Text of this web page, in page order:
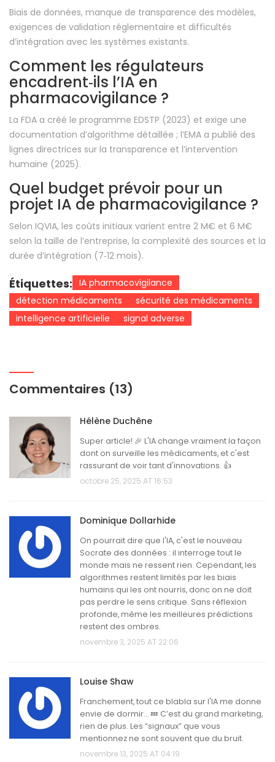
Biais de données, manque de transparence des modèles,
exigences de validation réglementaire et difficultés
d’intégration avec les systèmes existants.
Comment les régulateurs
encadrent‑ils l’IA en
pharmacovigilance ?
La FDA a créé le programme EDSTP (2023) et exige une
documentation d’algorithme détaillée ; l’EMA a publié des
lignes directrices sur la transparence et l’intervention
humaine (2025).
Quel budget prévoir pour un
projet IA de pharmacovigilance ?
Selon IQVIA, les coûts initiaux varient entre 2 M€ et 6 M€
selon la taille de l’entreprise, la complexité des sources et la
durée d’intégration (7‑12 mois).
Étiquettes: IA pharmacovigilance
détection médicaments
sécurité des médicaments
intelligence artificielle
signal adverse
Commentaires (13)
Hélène Duchêne
Super article! 🎉 L'IA change vraiment la façon
dont on surveille les médicaments, et c'est
rassurant de voir tant d'innovations. 👍
octobre 25, 2025 AT 16:53
Dominique Dollarhide
On pourrait dire que l'IA, c'est le nouveau
Socrate des données : il interroge tout le
monde mais ne ressent rien. Cependant, les
algorithmes restent limités par les biais
humains qui les ont nourris, donc on ne doit
pas perdre le sens critique. Sans réflexion
profonde, même les meilleures prédictions
restent des ombres.
novembre 3, 2025 AT 22:06
Louise Shaw
Franchement, tout ce blabla sur l'IA me donne
envie de dormir… 💤 C’est du grand marketing,
rien de plus. Les “signaux” que vous
mentionnez ne sont souvent que du bruit.
novembre 13, 2025 AT 04:19